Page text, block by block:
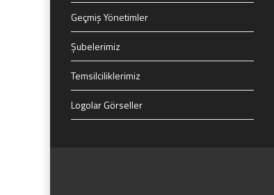
Geçmiş Yönetimler
Şubelerimiz
Temsilciliklerimiz
Logolar Görseller